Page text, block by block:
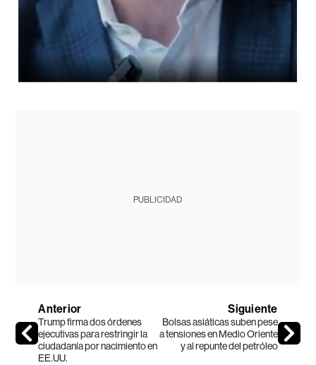
PUBLICIDAD
Anterior
Trump firma dos órdenes
ejecutivas para restringir la
ciudadanía por nacimiento en
EE.UU.
Siguiente
Bolsas asiáticas suben pese
a tensiones en Medio Oriente
y al repunte del petróleo